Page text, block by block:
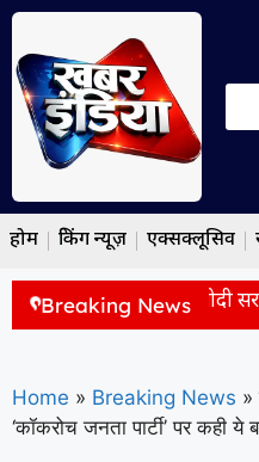
होम ब्रेकिंग न्यूज़ एक्सक्लूसिव
Breaking News
उद्धव ठाकरे का मोदी
Home » Breaking News »
‘कॉकरोच जनता पार्टी’ पर कही ये